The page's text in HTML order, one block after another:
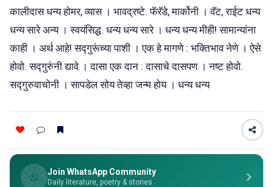
कालीदास धन्य होमर, व्यास । भावद्रष्टे. फॅरॅडे, मार्कोनी । वॅट, राईट धन्य
धन्य सारे अन्य । स्वयंसिद्ध. धन्य धन्य सारे । धन्य धन्य मीही! सामान्यांना
काही । अर्थ आहे! सद्गुरूंच्या पाशी । एक हे मागणे : भक्तिभाव नेणे । ऐसे
होवो. सद्गुरुंनी द्यावे । दासा एक दान : दासाचे दासपण । नष्ट होवो.
सद्गुरुवाचोनी । सापडेल सोय तेव्हा जन्म होय । धन्य धन्य
Join WhatsApp Community
Daily literature, poetry & stories